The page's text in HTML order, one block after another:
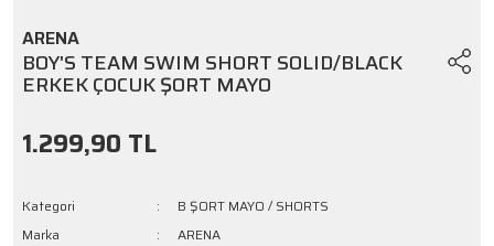
ARENA
BOY'S TEAM SWIM SHORT SOLID/BLACK
ERKEK ÇOCUK ŞORT MAYO
1.299,90 TL
Kategori
B ŞORT MAYO / SHORTS
Marka
ARENA